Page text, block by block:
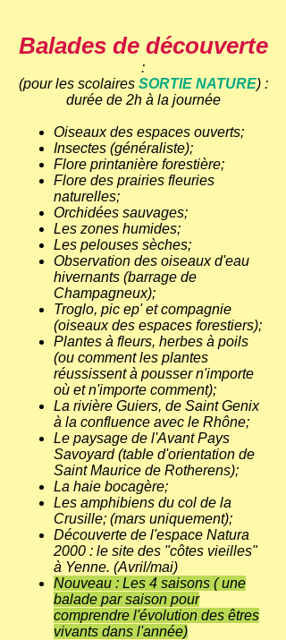
Balades de découverte
:
(pour les scolaires SORTIE NATURE) :
durée de 2h à la journée
Oiseaux des espaces ouverts;
Insectes (généraliste);
Flore printanière forestière;
Flore des prairies fleuries
naturelles;
Orchidées sauvages;
Les zones humides;
Les pelouses sèches;
Observation des oiseaux d'eau
hivernants (barrage de
Champagneux);
Troglo, pic ep' et compagnie
(oiseaux des espaces forestiers);
Plantes à fleurs, herbes à poils
(ou comment les plantes
réussissent à pousser n'importe
où et n'importe comment);
La rivière Guiers, de Saint Genix
à la confluence avec le Rhône;
Le paysage de l'Avant Pays
Savoyard (table d'orientation de
Saint Maurice de Rotherens);
La haie bocagère;
Les amphibiens du col de la
Crusille; (mars uniquement);
Découverte de l'espace Natura
2000 : le site des "côtes vieilles"
à Yenne. (Avril/mai)
Nouveau : Les 4 saisons ( une
balade par saison pour
comprendre l'évolution des êtres
vivants dans l'année)